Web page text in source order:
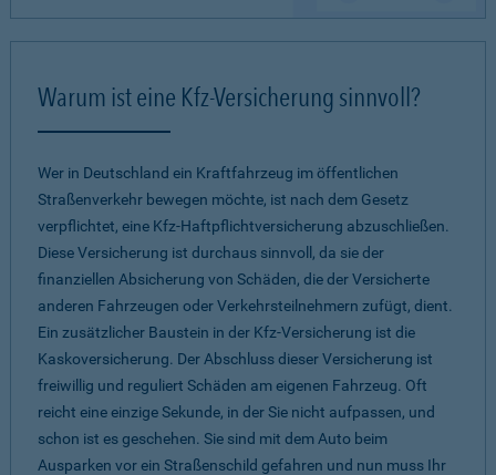
Warum ist eine Kfz-Versicherung sinnvoll?
Wer in Deutschland ein Kraftfahrzeug im öffentlichen
Straßenverkehr bewegen möchte, ist nach dem Gesetz
verpflichtet, eine Kfz-Haftpflichtversicherung abzuschließen.
Diese Versicherung ist durchaus sinnvoll, da sie der
finanziellen Absicherung von Schäden, die der Versicherte
anderen Fahrzeugen oder Verkehrsteilnehmern zufügt, dient.
Ein zusätzlicher Baustein in der Kfz-Versicherung ist die
Kaskoversicherung. Der Abschluss dieser Versicherung ist
freiwillig und reguliert Schäden am eigenen Fahrzeug. Oft
reicht eine einzige Sekunde, in der Sie nicht aufpassen, und
schon ist es geschehen. Sie sind mit dem Auto beim
Ausparken vor ein Straßenschild gefahren und nun muss Ihr